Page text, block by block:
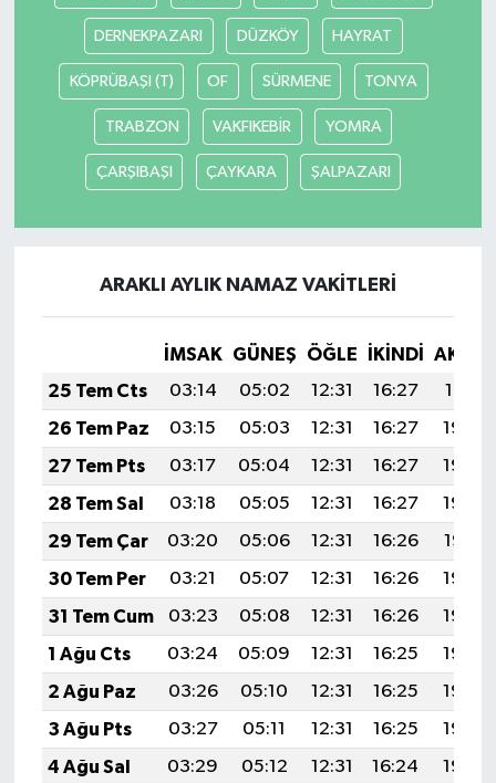
DERNEKPAZARI DÜZKÖY HAYRAT
KÖPRÜBAŞI (T) OF SÜRMENE TONYA
TRABZON VAKFIKEBİR YOMRA
ÇARŞIBAŞI ÇAYKARA ŞALPAZARI
ARAKLI AYLIK NAMAZ VAKITLERI
İMSAK GÜNEŞ ÖĞLE İKINDI
25 Tem Cts
03:14 05:02 12:31 16:27
19:51
26 Tem Paz
03:15 05:03 12:31 16:27
19:50
27 Tem Pts
03:17 05:04 12:31 16:27
19:49
28 Tem Sal
03:18 05:05 12:31 16:27
19:48
29 Tem Çar
03:20 05:06 12:31 16:26
19:47
30 Tem Per
03:21 05:07 12:31 16:26
19:46
31 Tem Cum
03:23 05:08 12:31 16:26
19:45
1 Ağu Cts
03:24 05:09 12:31 16:25
19:44
2 Ağu Paz
03:26 05:10 12:31 16:25
19:43
3 Ağu Pts
03:27 05:11 12:31 16:25
19:42
4 Ağu Sal
03:29 05:12 12:31 16:24
19:40